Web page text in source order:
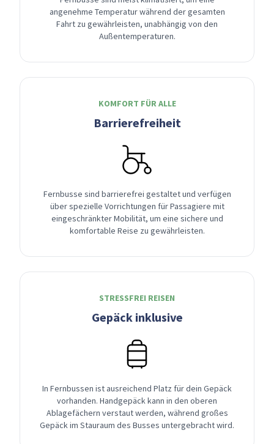
angenehme Temperatur während der gesamten
Fahrt zu gewährleisten, unabhängig von den
Außentemperaturen.
KOMFORT FÜR ALLE
Barrierefreiheit
Fernbusse sind barrierefrei gestaltet und verfügen
über spezielle Vorrichtungen für Passagiere mit
eingeschränkter Mobilität, um eine sichere und
komfortable Reise zu gewährleisten.
STRESSFREI REISEN
Gepäck inklusive
In Fernbussen ist ausreichend Platz für dein Gepäck
vorhanden. Handgepäck kann in den oberen
Ablagefächern verstaut werden, während großes
Gepäck im Stauraum des Busses untergebracht wird.